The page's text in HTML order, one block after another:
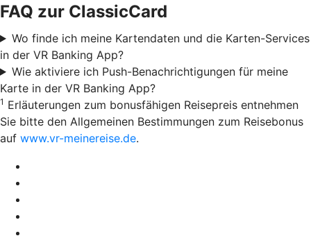
FAQ zur ClassicCard
Wo finde ich meine Kartendaten und die Karten-Services
in der VR Banking App?
Wie aktiviere ich Push-Benachrichtigungen für meine
Karte in der VR Banking App?
1 Erläuterungen zum bonusfähigen Reisepreis entnehmen
Sie bitte den Allgemeinen Bestimmungen zum Reisebonus
auf www.vr-meinereise.de.